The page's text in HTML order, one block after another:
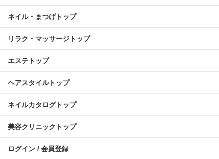
ネイル・まつげトップ
リラク・マッサージトップ
エステトップ
ヘアスタイルトップ
ネイルカタログトップ
美容クリニックトップ
ログイン / 会員登録